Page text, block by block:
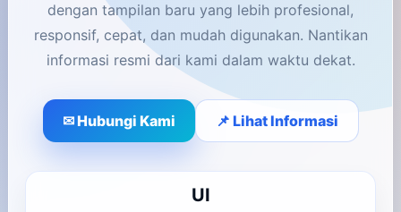
dengan tampilan baru yang lebih profesional,
responsif, cepat, dan mudah digunakan. Nantikan
informasi resmi dari kami dalam waktu dekat.
✉ Hubungi Kami 📌 Lihat Informasi
UI